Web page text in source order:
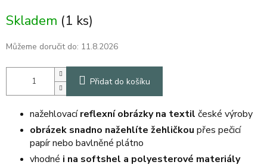
Skladem (1 ks)
Můžeme doručit do: 11.8.2026
Přidat do košíku
nažehlovacíreflexní obrázky na textil české výroby
obrázek snadno nažehlíte žehličkou přes pečicí
papír nebo bavlněné plátno
vhodné i na softshel a polyesterové materiály